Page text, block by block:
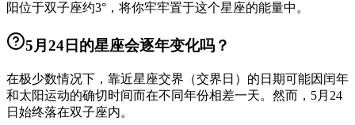
阳位于双子座约3°，将你牢牢置于这个星座的能量中。
5月24日的星座会逐年变化吗？
在极少数情况下，靠近星座交界（交界日）的日期可能因闰年
和太阳运动的确切时间而在不同年份相差一天。然而，5月24
日始终落在双子座内。